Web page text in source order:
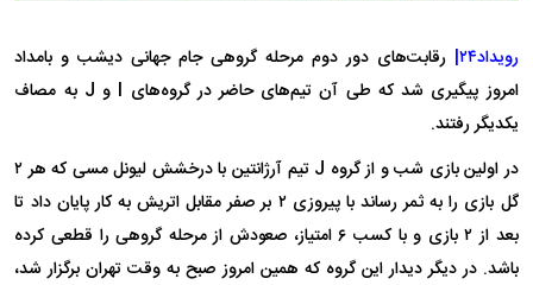
رویداد۲۴|
رقابت‌های دور دوم مرحله گروهی جام جهانی دیشب و بامداد
امروز پیگیری شد که طی آن تیم‌های حاضر در گروه‌های I و J به مصاف
یکدیگر رفتند.
در اولین بازی شب و از گروه J تیم آرژانتین با درخشش لیونل مسی که هر ۲
گل بازی را به ثمر رساند با پیروزی ۲ بر صفر مقابل اتریش به کار پایان داد تا
بعد از ۲ بازی و با کسب ۶ امتیاز، صعودش از مرحله گروهی را قطعی کرده
باشد. در دیگر دیدار این گروه که همین امروز صبح به وقت تهران برگزار شد،